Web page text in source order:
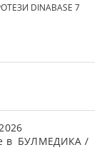
DINABASE 7
в БУЛМЕДИКА /